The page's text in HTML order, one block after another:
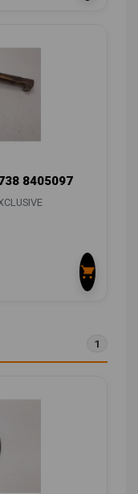
8405097
1